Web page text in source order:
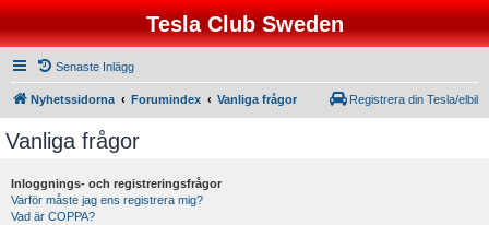
Tesla Club Sweden
Senaste Inlägg
Nyhetssidorna Forumindex Vanliga frågor Registrera din Tesla/elbil
Vanliga frågor
Inloggnings- och registreringsfrågor
Varför måste jag ens registrera mig?
Vad är COPPA?